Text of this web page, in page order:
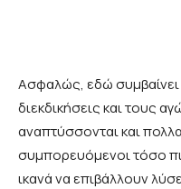
Ασφαλώς, εδώ συμβαίνει
διεκδικήσεις και τους
αναπτύσσονται και
συμπορευόμενοι τόσο
ικανά να επιβάλλουν